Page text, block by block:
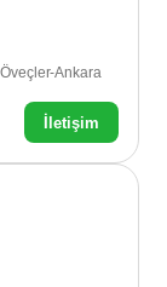
Ankara
İletişim